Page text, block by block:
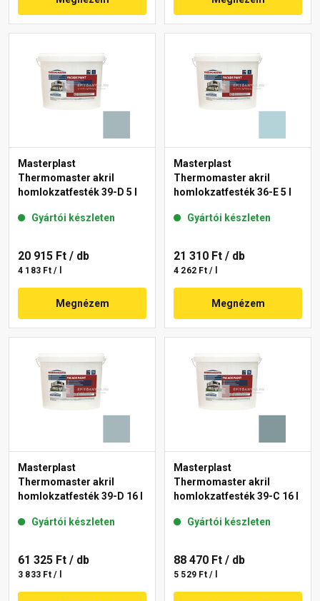
Masterplast
Thermomaster akril
homlokzatfesték 39-D 5 l
Gyártói készleten
20 915 Ft / db
4 183 Ft / l
Megnézem
Masterplast
Thermomaster akril
homlokzatfesték 36-E 5 l
Gyártói készleten
21 310 Ft / db
4 262 Ft / l
Megnézem
Masterplast
Thermomaster akril
homlokzatfesték 39-D 16 l
Gyártói készleten
61 325 Ft / db
3 833 Ft / l
Masterplast
Thermomaster akril
homlokzatfesték 39-C 16 l
Gyártói készleten
88 470 Ft / db
5 529 Ft / l